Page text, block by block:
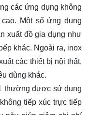
các ứng dụng không
Một số ứng dụng
xuất đồ gia dụng như
khác. Ngoài ra, inox
các thiết bị nội thất,
dùng khác.
thường được sử dụng
tiếp xúc trực tiếp